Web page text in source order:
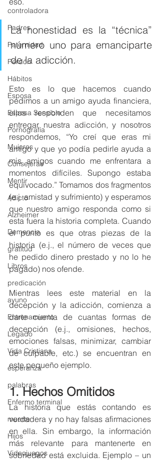
controladora
Padres
Paternidad
Perdón
Hábitos
Esposa
Esposa Sensible
Pornografía
Mujeres
Consejeras
Mentir
Adicto
Alzheimer
Demencia
gratitud
Libros
predicación
ayuno
Entrenamiento
Legado
Vida Cristiana
esperanza
palabras
Enfermo terminal
muerte
Hijos
Videojuegos
La honestidad es la “técnica”
número uno para emanciparte
de la adicción.
Esto es lo que hacemos cuando
pedimos a un amigo ayuda financiera,
ellos responden que necesitamos
entregar nuestra adicción, y nosotros
respondemos, “Yo creí que eras mi
amigo y que yo podía pedirle ayuda a
mis amigos cuando me enfrentara a
momentos difíciles. Supongo estaba
equivocado.” Tomamos dos fragmentos
(e.j. amistad y sufrimiento) y esperamos
que nuestro amigo responda como si
esta fuera la historia completa. Cuando
el punto es que otras piezas de la
historia (e.j., el número de veces que
he pedido dinero prestado y no lo he
pagado) nos ofende.
Mientras lees este material en la
decepción y la adicción, comienza a
darte cuenta de cuantas formas de
decepción (e.j., omisiones, hechos,
emociones falsas, minimizar, cambiar
de culpable, etc.) se encuentran en
este pequeño ejemplo.
1. Hechos Omitidos
La historia que estás contando es
verdadera y no hay falsas afirmaciones
en ella. Sin embargo, la información
más relevante para mantenerte en
sobriedad está excluida. Ejemplo – un